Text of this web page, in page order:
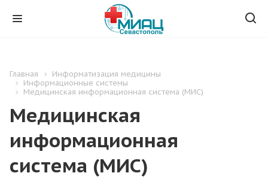
Главная
Информатизация медицины
Информационные системы
Медицинская информационная система (МИС)
Медицинская
информационная
система (МИС)